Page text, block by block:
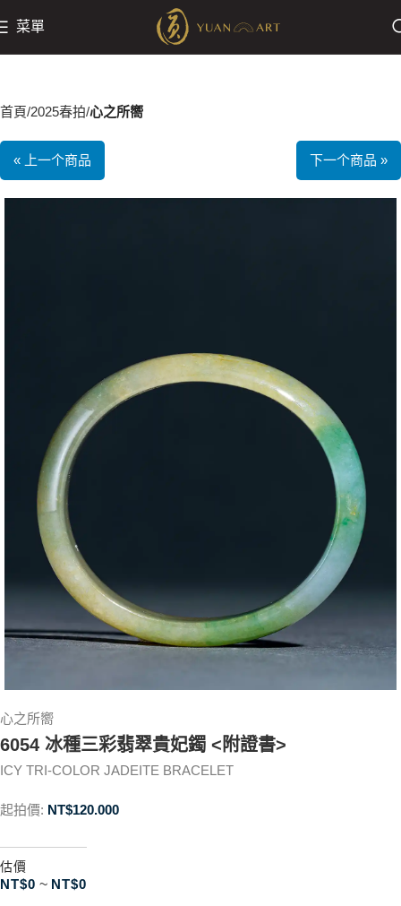
菜單
首頁 2025春拍 心之所嚮
« 上一个商品 下一个商品 »
心之所嚮
6054 冰種三彩翡翠貴妃鐲 <附證書>
ICY TRI-COLOR JADEITE BRACELET
起拍價: NT$120.000
估價
NT$0 ~ NT$0